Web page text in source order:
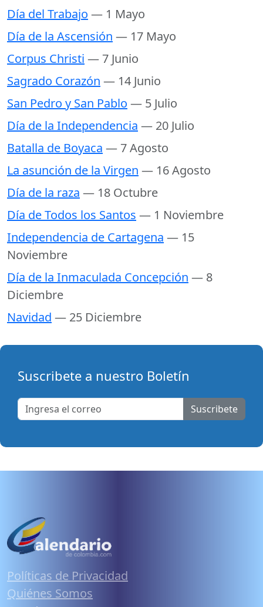
Día del Trabajo — 1 Mayo
Día de la Ascensión — 17 Mayo
Corpus Christi — 7 Junio
Sagrado Corazón — 14 Junio
San Pedro y San Pablo — 5 Julio
Día de la Independencia — 20 Julio
Batalla de Boyaca — 7 Agosto
La asunción de la Virgen — 16 Agosto
Día de la raza — 18 Octubre
Día de Todos los Santos — 1 Noviembre
Independencia de Cartagena — 15
Noviembre
Día de la Inmaculada Concepción — 8
Diciembre
Navidad — 25 Diciembre
Suscribete a nuestro Boletín
Suscribete
Políticas de Privacidad
Quiénes Somos